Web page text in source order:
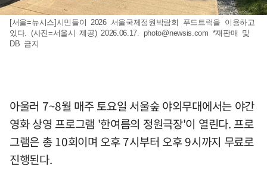
[서울=뉴시스]시민들이 2026 서울국제정원박람회 푸드트럭을 이용하고
있다. (사진=서울시 제공) 2026.06.17. photo@newsis.com *재판매 및
DB 금지
아울러 7~8월 매주 토요일 서울숲 야외무대에서는 야간
영화 상영 프로그램 '한여름의 정원극장'이 열린다. 프로
그램은 총 10회이며 오후 7시부터 오후 9시까지 무료로
진행된다.